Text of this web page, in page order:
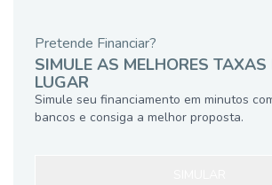
Pretende Financiar?
SIMULE AS MELHORES
LUGAR
Simule seu financiamento em minutos
bancos e consiga a melhor proposta.